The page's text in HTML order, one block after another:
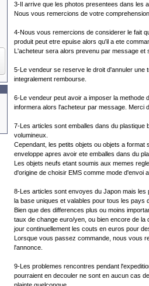
3-Il arrive que les photos presentees dans les
Nous vous remercions de votre comprehension.
4-Nous vous remercions de considerer le fait
produit peut etre epuise alors qu'il a ete
L'acheteur sera alors prevenu par message et
5-Le vendeur se reserve le droit d'annuler une
integralement rembourse.
6-Le vendeur peut avoir a imposer la methode
informera alors l'acheteur par message. Merci
7-Les articles sont emballes dans du plastique
volumineux.
Cependant, les petits objets ou objets a
enveloppe apres avoir ete emballes dans du
Les objets neufs etant soumis aux memes
d'origine de choisir EMS comme mode d'envoi
8-Les articles sont envoyes du Japon mais
la base uniques et valables pour tous les pays
Bien que des differences plus ou moins
taux de change euro/yen, ou bien encore de
jour continuellement les couts en euros pour
Lorsque vous passez commande, nous vous
l'annonce.
9-Les problemes rencontres pendant
pourraient en decouler ne sont en aucun cas